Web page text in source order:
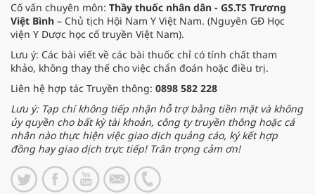
Cố vấn chuyên môn: Thầy thuốc nhân dân - GS.TS Trương
Việt Bình – Chủ tịch Hội Nam Y Việt Nam. (Nguyên GĐ Học
viện Y Dược học cổ truyền Việt Nam).
Lưu ý: Các bài viết về các bài thuốc chỉ có tính chất tham
khảo, không thay thế cho việc chẩn đoán hoặc điều trị.
Liên hệ hợp tác Truyền thông: 0898 582 228
Lưu ý: Tạp chí không tiếp nhận hỗ trợ bằng tiền mặt và không
ủy quyền cho bất kỳ tài khoản, công ty truyền thông hoặc cá
nhân nào thực hiện việc giao dịch quảng cáo, ký kết hợp
đồng hay giao dịch trực tiếp! Trân trọng cảm ơn!